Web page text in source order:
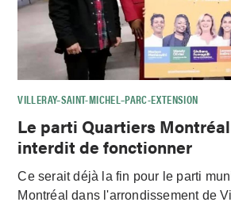
VILLERAY–SAINT-MICHEL–PARC-EXTENSION
Le parti Quartiers
interdit de fonctionner
Ce serait déjà la fin pour le parti
Montréal dans l'arrondissement de